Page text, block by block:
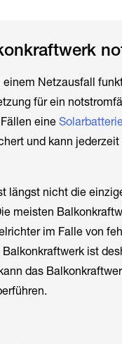
Netzausfall
für ein
eine
und kann
längst nicht die
meisten
im Falle von
ist
das